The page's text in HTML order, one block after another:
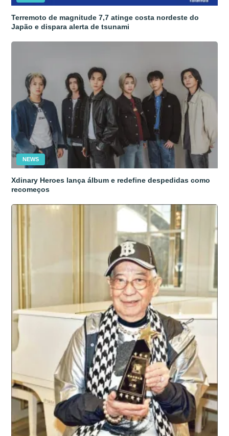
Terremoto de magnitude 7,7 atinge costa nordeste do
Japão e dispara alerta de tsunami
NEWS
Xdinary Heroes lança álbum e redefine despedidas como
recomeços